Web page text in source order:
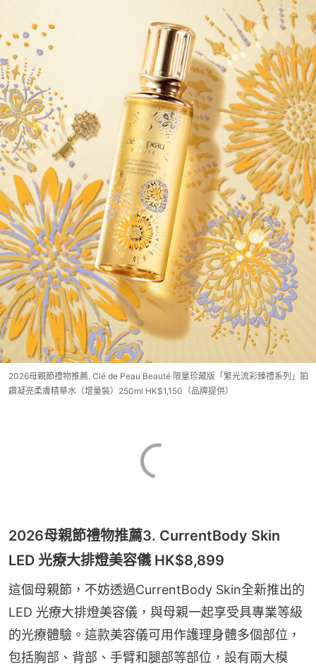
2026母親節禮物推薦. Clé de Peau Beauté 限量珍藏版「繁光流彩臻禮系列」鉑
鑽凝亮柔膚精華水（增量裝）250ml HK$1,150（品牌提供）
2026母親節禮物推薦3. CurrentBody Skin
LED 光療大排燈美容儀 HK$8,899
這個母親節，不妨透過CurrentBody Skin全新推出的
LED 光療大排燈美容儀，與母親一起享受具專業等級
的光療體驗。這款美容儀可用作護理身體多個部位，
包括胸部、背部、手臂和腿部等部位，設有兩大模